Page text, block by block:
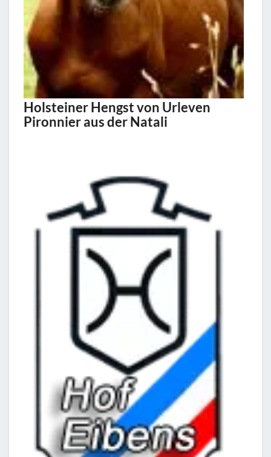
Holsteiner Hengst von Urleven
Pironnier aus der Natali